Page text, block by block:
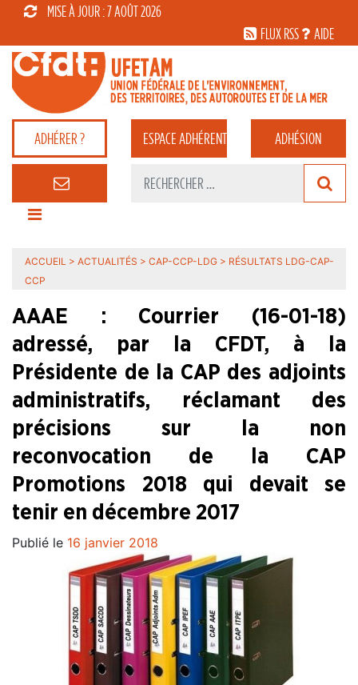
MISE À JOUR : 7 AOÛT 2026
FLUX RSS
AIDE
ADHÉRER ? ESPACEADHÉRENT ADHÉSION
ACCUEIL > ACTUALITÉS > CAP-CCP-LDG > RÉSULTATS LDG-CAP-
CCP
AAAE : Courrier (16-01-18)
adressé, par la CFDT, à la
Présidente de la CAP des adjoints
administratifs, réclamant des
précisions sur la non
reconvocation de la CAP
Promotions 2018 qui devait se
tenir en décembre 2017
Publié le 16 janvier 2018